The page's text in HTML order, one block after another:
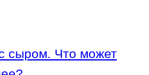
сыром. Что может